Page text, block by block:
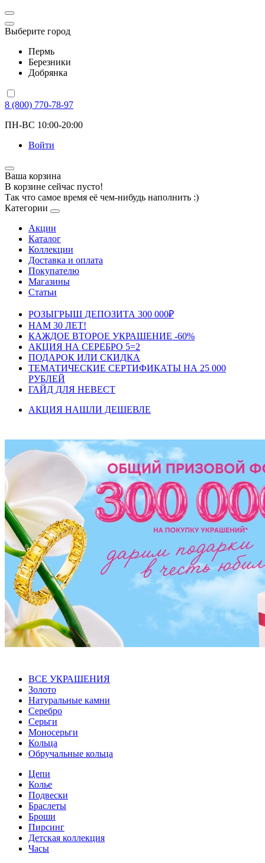
Выберите город
Пермь
Березники
Добрянка
8 (800) 770-78-97
ПН-ВС 10:00-20:00
Войти
Ваша корзина
В корзине сейчас пусто!
Так что самое время её чем-нибудь наполнить :)
Категории
Акции
Каталог
Коллекции
Доставка и оплата
Покупателю
Магазины
Статьи
РОЗЫГРЫШ ДЕПОЗИТА 300 000₽
НАМ 30 ЛЕТ!
КАЖДОЕ ВТОРОЕ УКРАШЕНИЕ -60%
АКЦИЯ НА СЕРЕБРО 5=2
ПОДАРОК ИЛИ СКИДКА
ТЕМАТИЧЕСКИЕ СЕРТИФИКАТЫ НА 25 000
РУБЛЕЙ
ГАЙД ДЛЯ НЕВЕСТ
АКЦИЯ НАШЛИ ДЕШЕВЛЕ
ВСЕ УКРАШЕНИЯ
Золото
Натуральные камни
Серебро
Серьги
Моносерьги
Кольца
Обручальные кольца
Цепи
Колье
Подвески
Браслеты
Броши
Пирсинг
Детская коллекция
Часы